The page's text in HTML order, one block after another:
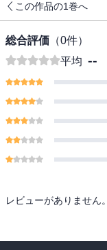
この作品の1巻へ
総合評価 （0件）
平均 --
レビューがありません。